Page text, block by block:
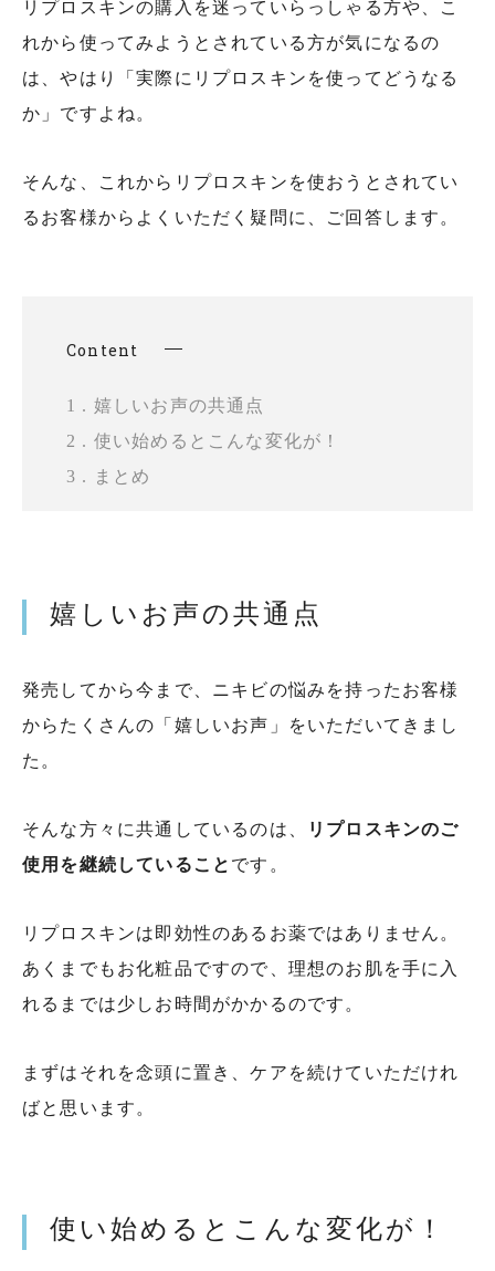
リプロスキンの購入を迷っていらっしゃる方や、こ
れから使ってみようとされている方が気になるの
は、やはり「実際にリプロスキンを使ってどうなる
か」ですよね。
そんな、これからリプロスキンを使おうとされてい
るお客様からよくいただく疑問に、ご回答します。
Content
1 . 嬉しいお声の共通点
2 . 使い始めるとこんな変化が！
3 . まとめ
嬉しいお声の共通点
発売してから今まで、ニキビの悩みを持ったお客様
からたくさんの「嬉しいお声」をいただいてきまし
た。
そんな方々に共通しているのは、
リプロスキンのご
使用を継続していること です。
リプロスキンは即効性のあるお薬ではありません。
あくまでもお化粧品ですので、理想のお肌を手に入
れるまでは少しお時間がかかるのです。
まずはそれを念頭に置き、ケアを続けていただけれ
ばと思います。
使い始めるとこんな変化が！